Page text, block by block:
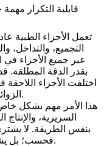
تعمل الأجزاء
التجميع،
عبر جميع الأجزاء في
بقدر الدقة المطلقة.
اختلفت الأجزاء
الزوائد، فإن المنتج لا يزال يخلق خطرًا للمشتري.
هذا الأمر مهم بشكل
السريرية،
بنفس الطريقة. لا
فحسب؛ بل يشترون أداءً قابلًا للتكرار عبر الدفعة بأكملها.